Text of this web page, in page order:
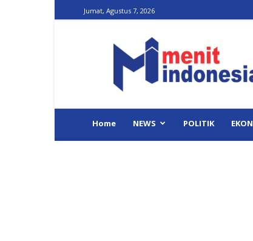
Jumat, Agustus 7, 2026
Indonesia
Home NEWS POLITIK